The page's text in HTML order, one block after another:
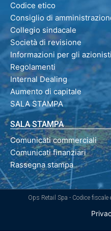
Codice etico
Consiglio di
Collegio sindacale
Società di revisione
Informazioni per gli azionisti
Regolamenti
Internal Dealing
Aumento di capitale
SALA STAMPA
SALA STAMPA
Comunicati commerciali
Comunicati finanziari
Rassegna stampa
Ops Retail Spa - Codice